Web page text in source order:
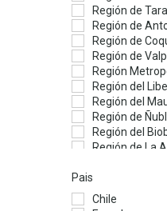
Región de
Región de
Región de
Región de
Región
Región del
Región del
Región de
Región del
Región de La
Pais
Chile